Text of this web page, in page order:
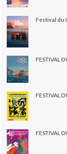
Festival du
FESTIVAL
FESTIVAL
FESTIVAL